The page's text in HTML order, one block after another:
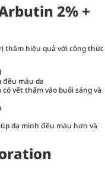
2% +
thâm hiệu quả với công thức
đều màu da
vết thâm vào buổi sáng và
da mình đều màu hơn và